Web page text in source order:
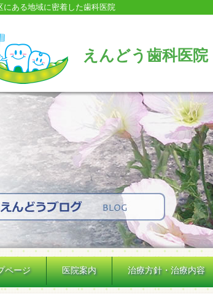
にある地域に密着した歯科医院
えんどう歯科医院
ページ 医院案内 治療方針・治療内容